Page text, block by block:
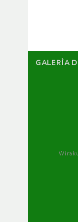
GALERÌA